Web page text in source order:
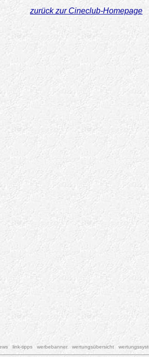
zurück zur Cineclub-Homepage
link-tipps werbebanner wertungsübersicht